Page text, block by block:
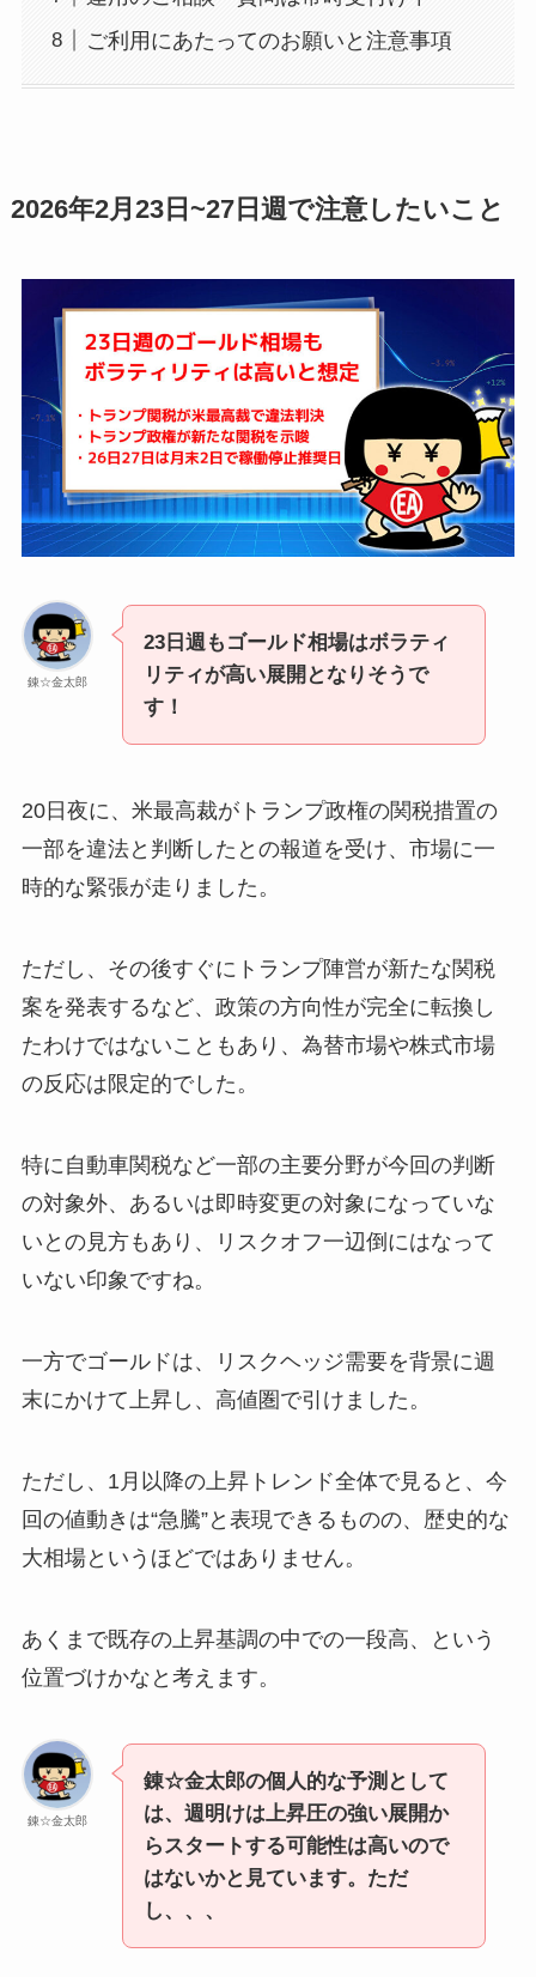
ご利用にあたってのお願いと注意事項
2026年2月23日~27日週で注意したいこと
錬☆金太郎
23日週もゴールド相場はボラティ
リティが高い展開となりそうで
す！
20日夜に、米最高裁がトランプ政権の関税措置の
一部を違法と判断したとの報道を受け、市場に一
時的な緊張が走りました。
ただし、その後すぐにトランプ陣営が新たな関税
案を発表するなど、政策の方向性が完全に転換し
たわけではないこともあり、為替市場や株式市場
の反応は限定的でした。
特に自動車関税など一部の主要分野が今回の判断
の対象外、あるいは即時変更の対象になっていな
いとの見方もあり、リスクオフ一辺倒にはなって
いない印象ですね。
一方でゴールドは、リスクヘッジ需要を背景に週
末にかけて上昇し、高値圏で引けました。
ただし、1月以降の上昇トレンド全体で見ると、今
回の値動きは“急騰”と表現できるものの、歴史的な
大相場というほどではありません。
あくまで既存の上昇基調の中での一段高、という
位置づけかなと考えます。
錬☆金太郎
錬☆金太郎の個人的な予測として
は、週明けは上昇圧の強い展開か
らスタートする可能性は高いので
はないかと見ています。ただ
し、、、